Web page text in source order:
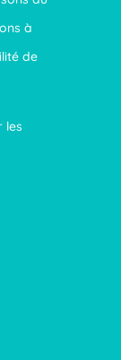
à
de
les